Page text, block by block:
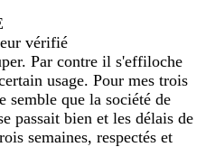
vérifié
Par contre il s'effiloche
usage. Pour mes trois
semble que la société de
passait bien et les délais de
semaines, respectés et